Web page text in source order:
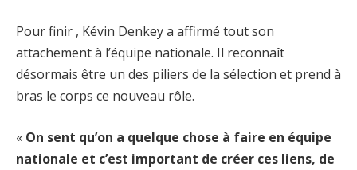
Pour finir , Kévin Denkey a affirmé tout son
attachement à l’équipe nationale. Il reconnaît
désormais être un des piliers de la sélection et prend à
bras le corps ce nouveau rôle.
« On sent qu’on a quelque chose à faire en équipe
nationale et c’est important de créer ces liens, de